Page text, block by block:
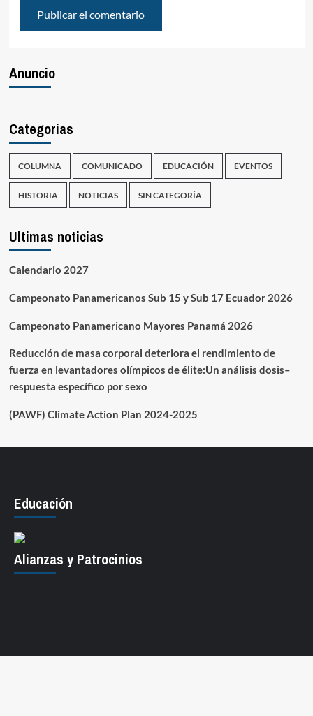
Anuncio
Categorias
COLUMNA COMUNICADO EDUCACIÓN EVENTOS
HISTORIA NOTICIAS SIN CATEGORÍA
Ultimas noticias
Calendario 2027
Campeonato Panamericanos Sub 15 y Sub 17 Ecuador 2026
Campeonato Panamericano Mayores Panamá 2026
Reducción de masa corporal deteriora el rendimiento de
fuerza en levantadores olímpicos de élite:Un análisis dosis–
respuesta específico por sexo
(PAWF) Climate Action Plan 2024-2025
Educación
Alianzas y Patrocinios